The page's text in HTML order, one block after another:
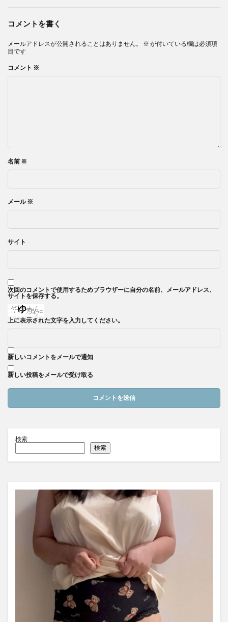
コメントを書く
メールアドレスが公開されることはありません。 ※ が付いている欄は必須項
目です
コメント ※
名前 ※
メール※
サイト
次回のコメントで使用するためブラウザーに自分の名前、メールアドレス、
サイトを保存する。
上に表示された文字を入力してください。
新しいコメントをメールで通知
新しい投稿をメールで受け取る
検索
検索